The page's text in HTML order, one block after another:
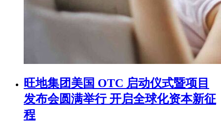
旺地集团美国 OTC 启动仪式暨项目
发布会圆满举行 开启全球化资本新征
程